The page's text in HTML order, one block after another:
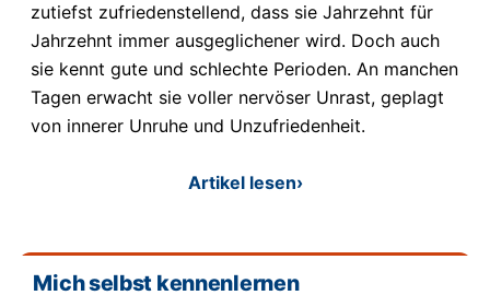
zutiefst zufriedenstellend, dass sie Jahrzehnt für
Jahrzehnt immer ausgeglichener wird. Doch auch
sie kennt gute und schlechte Perioden. An manchen
Tagen erwacht sie voller nervöser Unrast, geplagt
von innerer Unruhe und Unzufriedenheit.
Artikel lesen›
Mich selbst kennenlernen